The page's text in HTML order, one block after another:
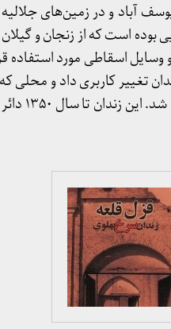
آباد و در زمین‌های جلالیه
است که از زنجان و
وسایل اسقاطی مورد
به زندان تغییر کاربری داد و
قاطر مسافران